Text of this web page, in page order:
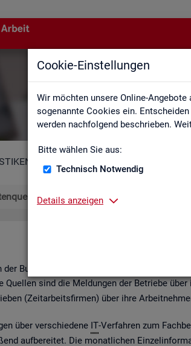
Cookie-Einstellungen
Wir möchten unsere Online-
sogenannte Cookies ein.
werden nachfolgend beschrieben.
Bitte wählen Sie aus:
Technisch Notwendig
Details anzeigen
der Bun­des­agen­tur für Ar­beit ba­sie­ren
Quel­len sind die Mel­dun­gen der Be­trie­be
(Zeit­ar­beits­fir­men) über ihre
über ver­schie­de­ne IT-Ver­fah­ren zum
auf­be­rei­tet. Die mo­nat­li­chen